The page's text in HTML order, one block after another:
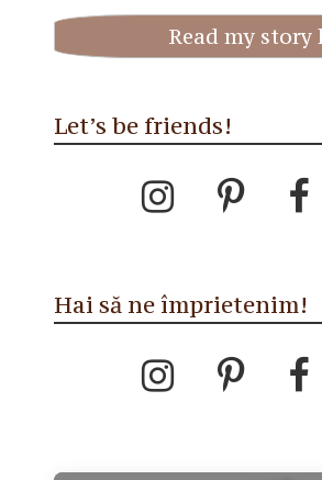
Read my story
Let’s be friends!
Hai să ne împrietenim!